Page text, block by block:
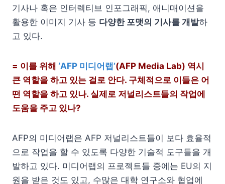
기사나 혹은 인터렉티브 인포그래픽, 애니매이션을
활용한 이미지 기사 등 다양한 포맷의 기사를 개발하
고 있다.
= 이를 위해 ‘AFP 미디어랩’(AFP Media Lab) 역시
큰 역할을 하고 있는 걸로 안다. 구체적으로 이들은 어
떤 역할을 하고 있나. 실제로 저널리스트들의 작업에
도움을 주고 있나?
AFP의 미디어랩은 AFP 저널리스트들이 보다 효율적
으로 작업을 할 수 있도록 다양한 기술적 도구들을 개
발하고 있다. 미디어랩의 프로젝트들 중에는 EU의 지
원을 받은 것도 있고, 수많은 대학 연구소와 협업에